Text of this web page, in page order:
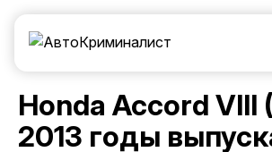
Honda Accord VIII
2013 годы